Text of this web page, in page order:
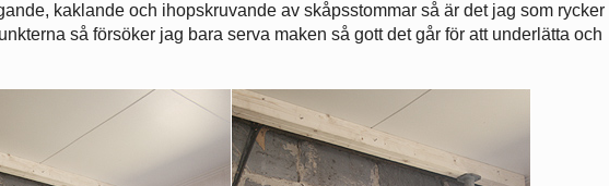
kaklande och ihopskruvande av skåpsstommar så är det jag som rycker
så försöker jag bara serva maken så gott det går för att underlätta och